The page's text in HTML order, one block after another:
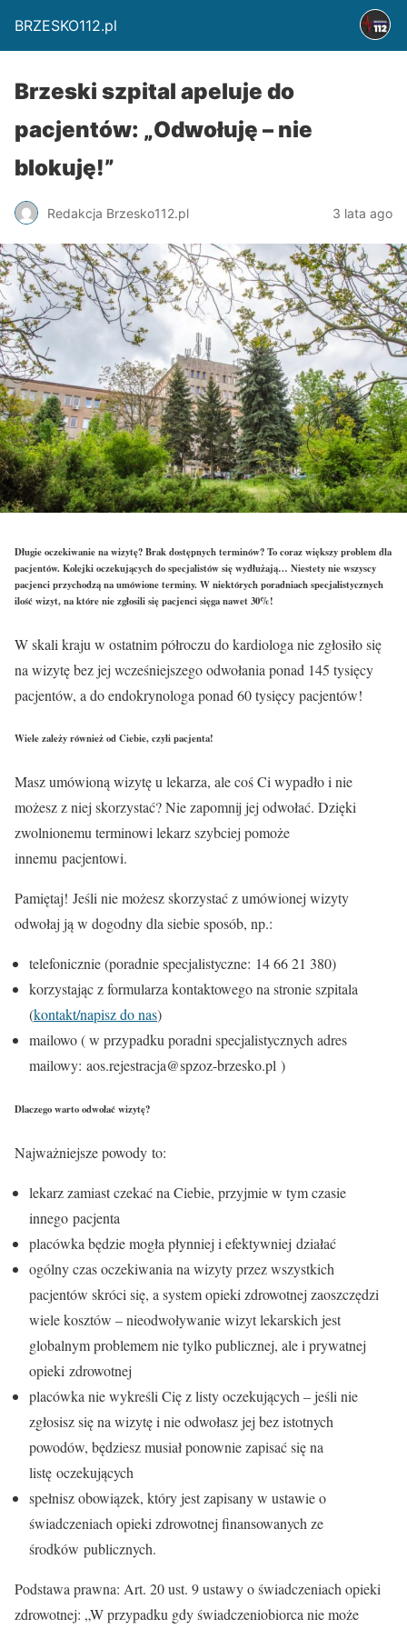
BRZESKO112.pl
Brzeski szpital apeluje do
pacjentów: „Odwołuję – nie
blokuję!”
Redakcja Brzesko112.pl 3 lata ago
Długie oczekiwanie na wizytę? Brak dostępnych terminów? To coraz większy problem dla
pacjentów. Kolejki oczekujących do specjalistów się wydłużają… Niestety nie wszyscy
pacjenci przychodzą na umówione terminy. W niektórych poradniach specjalistycznych
ilość wizyt, na które nie zgłosili się pacjenci sięga nawet 30%!
W skali kraju w ostatnim półroczu do kardiologa nie zgłosiło się
na wizytę bez jej wcześniejszego odwołania ponad 145 tysięcy
pacjentów, a do endokrynologa ponad 60 tysięcy pacjentów!
Wiele zależy również od Ciebie, czyli pacjenta!
Masz umówioną wizytę u lekarza, ale coś Ci wypadło i nie
możesz z niej skorzystać? Nie zapomnij jej odwołać. Dzięki
zwolnionemu terminowi lekarz szybciej pomoże
innemu pacjentowi.
Pamiętaj! Jeśli nie możesz skorzystać z umówionej wizyty
odwołaj ją w dogodny dla siebie sposób, np.:
telefonicznie (poradnie specjalistyczne: 14 66 21 380)
korzystając z formularza kontaktowego na stronie szpitala
(kontakt/napisz do nas)
mailowo ( w przypadku poradni specjalistycznych adres
mailowy: aos.rejestracja@spzoz-brzesko.pl )
Dlaczego warto odwołać wizytę?
Najważniejsze powody to:
lekarz zamiast czekać na Ciebie, przyjmie w tym czasie
innego pacjenta
placówka będzie mogła płynniej i efektywniej działać
ogólny czas oczekiwania na wizyty przez wszystkich
pacjentów skróci się, a system opieki zdrowotnej zaoszczędzi
wiele kosztów – nieodwoływanie wizyt lekarskich jest
globalnym problemem nie tylko publicznej, ale i prywatnej
opieki zdrowotnej
placówka nie wykreśli Cię z listy oczekujących – jeśli nie
zgłosisz się na wizytę i nie odwołasz jej bez istotnych
powodów, będziesz musiał ponownie zapisać się na
listę oczekujących
spełnisz obowiązek, który jest zapisany w ustawie o
świadczeniach opieki zdrowotnej finansowanych ze
środków publicznych.
Podstawa prawna: Art. 20 ust. 9 ustawy o świadczeniach opieki
zdrowotnej: „W przypadku gdy świadczeniobiorca nie może